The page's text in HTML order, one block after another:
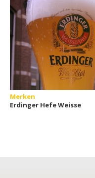
Merken
Erdinger Hefe Weisse